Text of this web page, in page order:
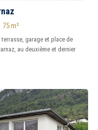
Terrasse
Garage
75 m²
garage et place de
au deuxième et dernier